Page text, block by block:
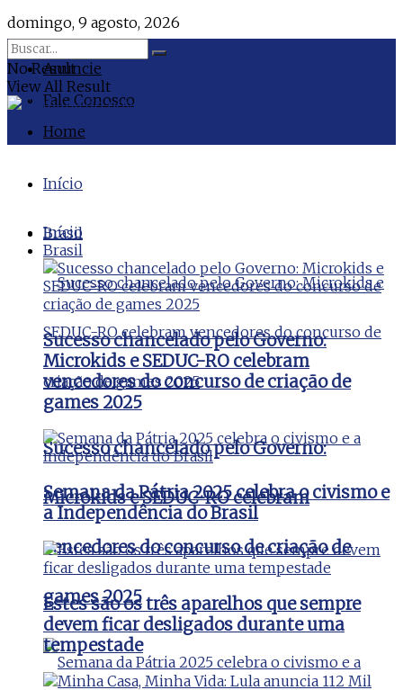
domingo, 9 agosto, 2026
Anuncie
Fale Conosco
Home
No Result
View All Result
Início
Brasil
Sucesso chancelado pelo Governo:
Microkids e SEDUC-RO celebram
vencedores do concurso de criação de
games 2025
Início
Brasil
Sucesso chancelado pelo Governo:
Microkids e SEDUC-RO celebram
vencedores do concurso de criação de
games 2025
Semana da Pátria 2025 celebra o civismo e
a Independência do Brasil
Estes são os três aparelhos que sempre
devem ficar desligados durante uma
tempestade